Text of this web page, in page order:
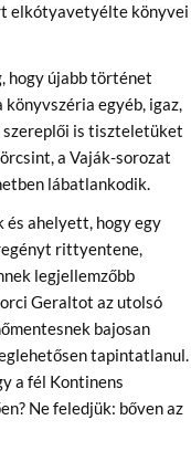
elkótyavetyélte könyvei
hogy újabb történet
egyéb, igaz,
is tiszteletüket
a Vaják-sorozat
lábatlankodik.
ahelyett, hogy egy
rittyentene,
legjellemzőbb
Geraltot az utolsó
bajosan
tapintatlanul.
a fél Kontinens
Ne feledjük: bőven az